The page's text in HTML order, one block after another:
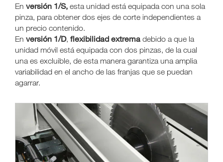
En versión 1/S, esta unidad está equipada con una sola
pinza, para obtener dos ejes de corte independientes a
un precio contenido.
En versión 1/D, flexibilidad extrema debido a que la
unidad móvil está equipada con dos pinzas, de la cual
una es excluible, de esta manera garantiza una amplia
variabilidad en el ancho de las franjas que se puedan
agarrar.